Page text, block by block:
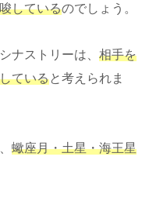
しているのでしょう。
ナストリーは、 相手を
ていると考えられま
蠍座月・土星・海王星